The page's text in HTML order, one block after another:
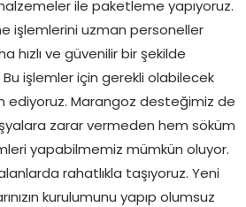
ile paketleme yapıyoruz.
işlemlerini uzman personeller
hızlı ve güvenilir bir şekilde
işlemler için gerekli olabilecek
ediyoruz. Marangoz desteğimiz de
zarar vermeden hem söküm
yapabilmemiz mümkün oluyor.
rahatlıkla taşıyoruz. Yeni
kurulumunu yapıp olumsuz